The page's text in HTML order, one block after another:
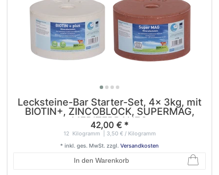
Lecksteine-Bar Starter-Set, 4x 3kg, mit
BIOTIN+, ZINCOBLOCK, SUPERMAG,
MEDITERRANEO
42,00 € *
12 Kilogramm | 3,50 € / Kilogramm
In den Warenkorb
* inkl. ges. MwSt. zzgl. Versandkosten